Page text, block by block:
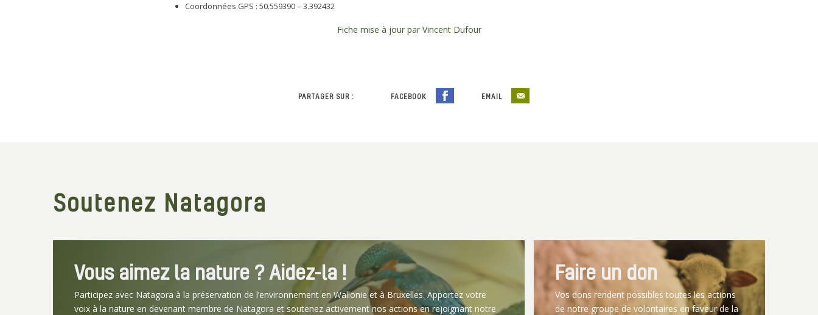
Coordonnées GPS : 50.559390 – 3.392432
Fiche mise à jour par Vincent Dufour
PARTAGER SUR : FACEBOOK EMAIL
Soutenez Natagora
Vous aimez la nature ? Aidez-la !
Participez avec Natagora à la préservation de l’environnement en Wallonie et à Bruxelles. Apportez votre
voix à la nature en devenant membre de Natagora et soutenez activement nos actions en rejoignant notre
Faire un don
Vos dons rendent possibles toutes les actions
de notre groupe de volontaires en faveur de la